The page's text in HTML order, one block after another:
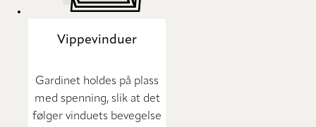
Vippevinduer
Gardinet holdes på plass
med spenning, slik at det
følger vinduets bevegelse